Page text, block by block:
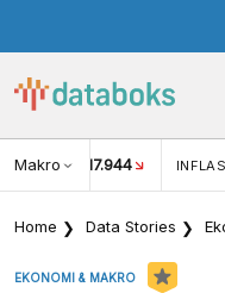
Makro
USD/IDR 17.944
Home Data Stories
EKONOMI & MAKRO